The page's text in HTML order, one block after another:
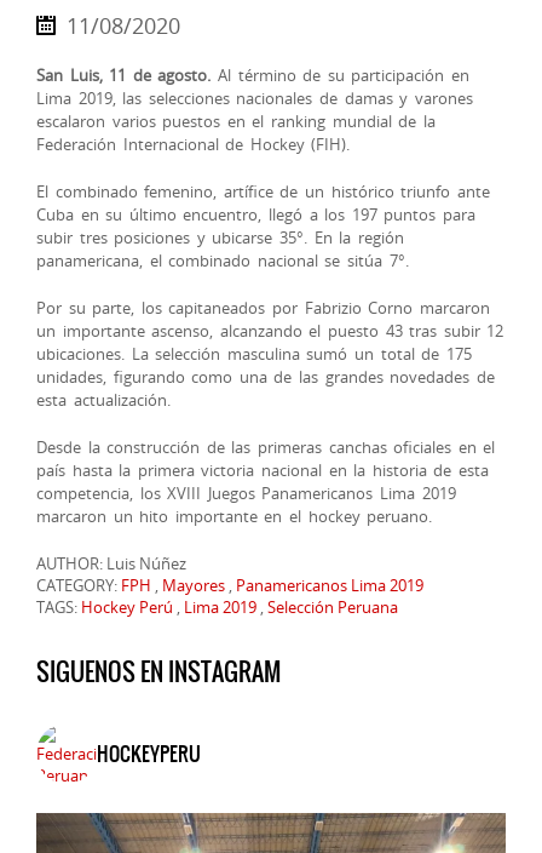
11/08/2020
San Luis, 11 de agosto. Al término de su participación en
Lima 2019, las selecciones nacionales de damas y varones
escalaron varios puestos en el ranking mundial de la
Federación Internacional de Hockey (FIH).
El combinado femenino, artífice de un histórico triunfo ante
Cuba en su último encuentro, llegó a los 197 puntos para
subir tres posiciones y ubicarse 35°. En la región
panamericana, el combinado nacional se sitúa 7°.
Por su parte, los capitaneados por Fabrizio Corno marcaron
un importante ascenso, alcanzando el puesto 43 tras subir 12
ubicaciones. La selección masculina sumó un total de 175
unidades, figurando como una de las grandes novedades de
esta actualización.
Desde la construcción de las primeras canchas oficiales en el
país hasta la primera victoria nacional en la historia de esta
competencia, los XVIII Juegos Panamericanos Lima 2019
marcaron un hito importante en el hockey peruano.
AUTHOR: Luis Núñez
CATEGORY: FPH , Mayores , Panamericanos Lima 2019
TAGS: Hockey Perú , Lima 2019 ,Selección Peruana
SIGUENOS EN INSTAGRAM
HOCKEYPERU